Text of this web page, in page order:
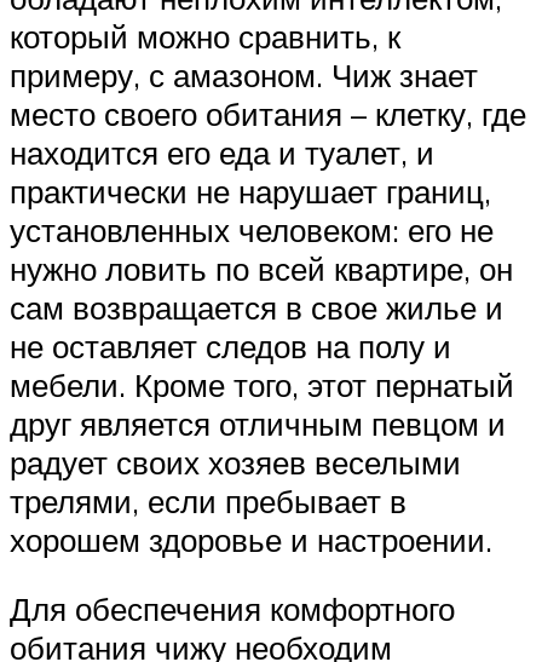
который можно сравнить, к
примеру, с амазоном. Чиж знает
место своего обитания – клетку, где
находится его еда и туалет, и
практически не нарушает границ,
установленных человеком: его не
нужно ловить по всей квартире, он
сам возвращается в свое жилье и
не оставляет следов на полу и
мебели. Кроме того, этот пернатый
друг является отличным певцом и
радует своих хозяев веселыми
трелями, если пребывает в
хорошем здоровье и настроении.
Для обеспечения комфортного
обитания чижу необходим